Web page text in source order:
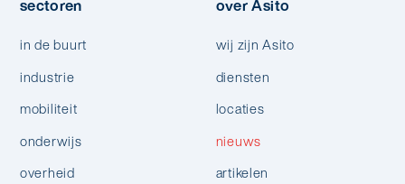
sectoren
in de buurt
industrie
mobiliteit
onderwijs
overheid
over Asito
wij zijn Asito
diensten
locaties
nieuws
artikelen